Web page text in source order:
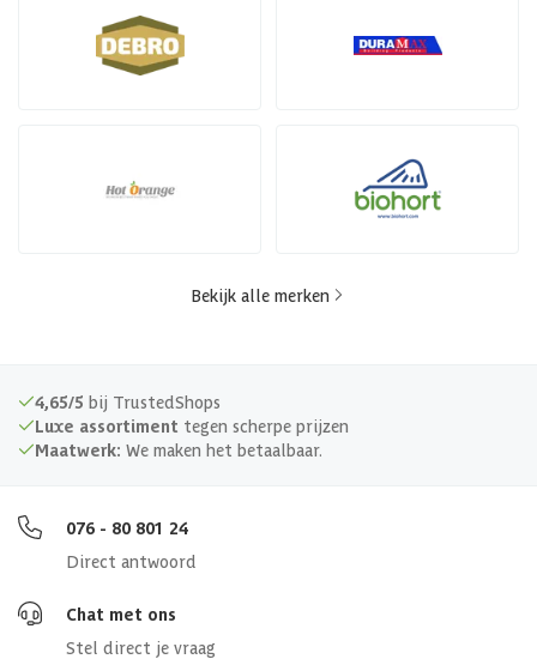
Bekijk alle merken
4,65/5 bij TrustedShops
Luxe assortiment tegen scherpe prijzen
Maatwerk: We maken het betaalbaar.
076 - 80 801 24
Direct antwoord
Chat met ons
Stel direct je vraag